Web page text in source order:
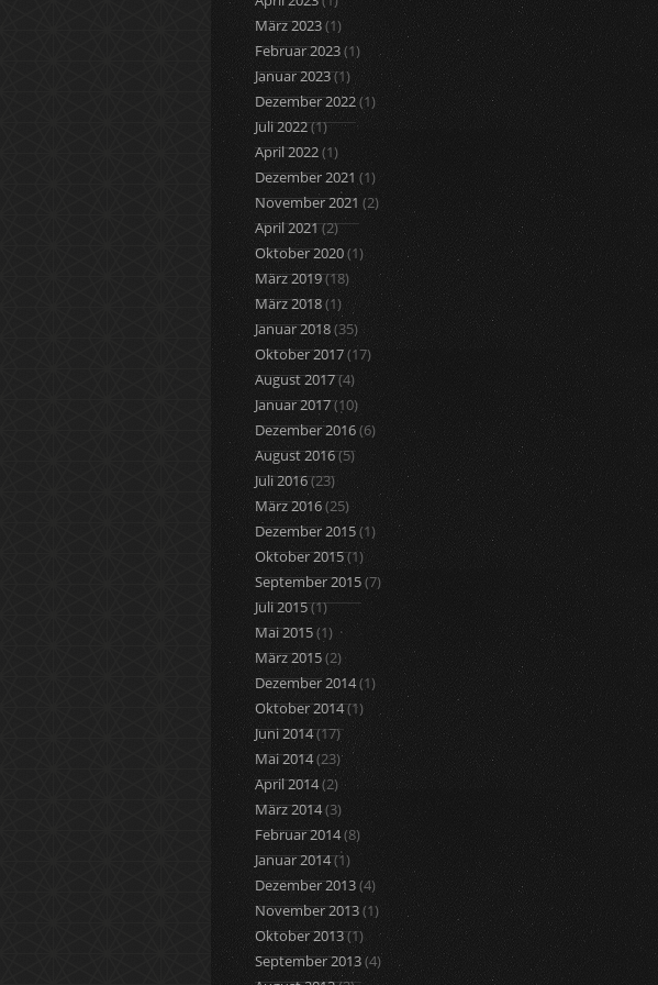
März 2023(1)
Februar 2023(1)
Januar 2023(1)
Dezember 2022(1)
Juli 2022(1)
April 2022(1)
Dezember 2021 (1)
November 2021 (2)
April 2021(2)
Oktober 2020(1)
März 2019(18)
März 2018(1)
Januar 2018(35)
Oktober 2017(17)
August 2017(4)
Januar 2017(10)
Dezember 2016(6)
August 2016(5)
Juli 2016(23)
März 2016(25)
Dezember 2015(1)
Oktober 2015(1)
September 2015(7)
Juli 2015(1)
Mai 2015(1)
März 2015(2)
Dezember 2014(1)
Oktober 2014(1)
Juni 2014(17)
Mai 2014(23)
April 2014(2)
März 2014(3)
Februar 2014(8)
Januar 2014(1)
Dezember 2013(4)
November 2013(1)
Oktober 2013(1)
September 2013(4)